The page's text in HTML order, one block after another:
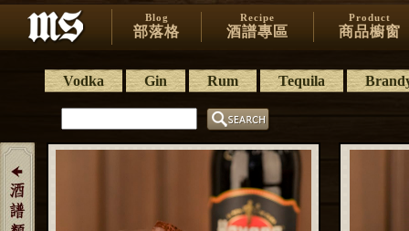
Blog
部落格
Recipe
酒譜專區
Product
商品櫥窗
Vodka Gin Rum Tequila